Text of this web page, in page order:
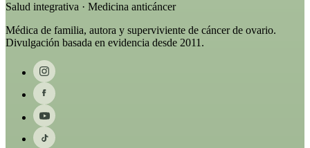
Salud integrativa · Medicina anticáncer
Médica de familia, autora y superviviente de cáncer de ovario.
Divulgación basada en evidencia desde 2011.